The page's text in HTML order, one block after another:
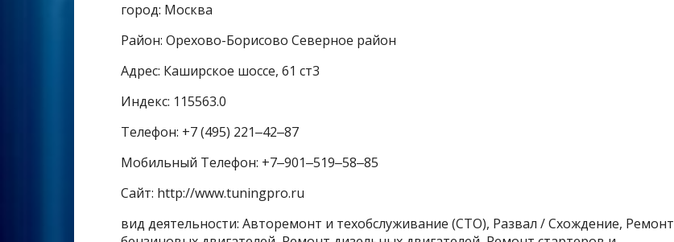
город: Москва
Район: Орехово-Борисово Северное район
Адрес: Каширское шоссе, 61 ст3
Индекс: 115563.0
Телефон: +7 (495) 221‒42‒87
Мобильный Телефон: +7‒901‒519‒58‒85
Сайт: http://www.tuningpro.ru
вид деятельности: Авторемонт и техобслуживание (СТО), Развал / Схождение, Ремонт